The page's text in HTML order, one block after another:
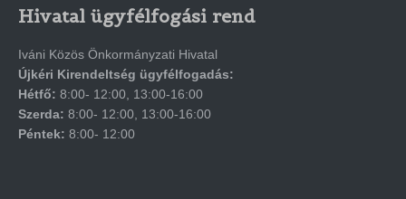
Hivatal ügyfélfogási rend
Iváni Közös Önkormányzati Hivatal
Újkéri Kirendeltség ügyfélfogadás:
Hétfő: 8:00- 12:00, 13:00-16:00
Szerda: 8:00- 12:00, 13:00-16:00
Péntek: 8:00- 12:00